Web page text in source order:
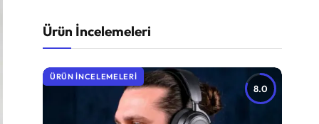
Ürün İncelemeleri
8.0
ÜRÜN İNCELEMELERI